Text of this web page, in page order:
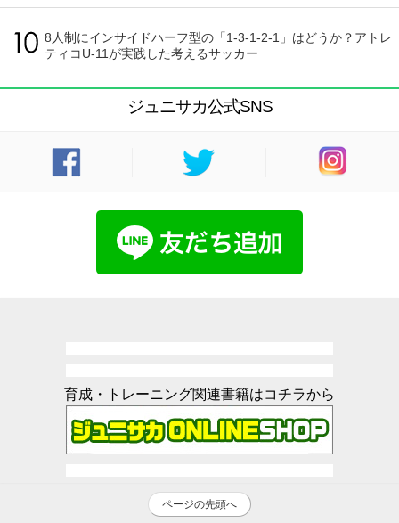
8人制にインサイドハーフ型の「1-3-1-2-1」はどうか？アトレ
ティコU-11が実践した考えるサッカー
ジュニサカ公式SNS
育成・トレーニング関連書籍はコチラから
ページの先頭へ